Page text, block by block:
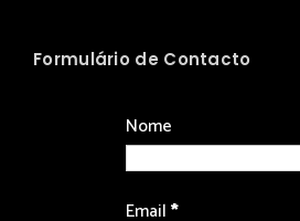
Formulário de Contacto
Nome
Email*